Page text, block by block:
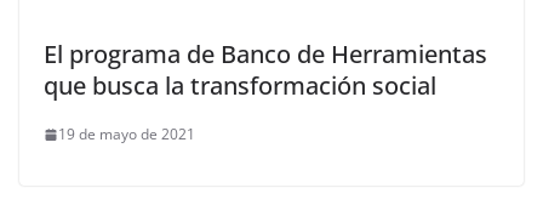
El programa de Banco de Herramientas
que busca la transformación social
19 de mayo de 2021